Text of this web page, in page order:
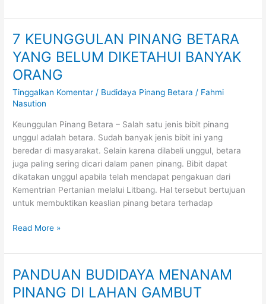
7 KEUNGGULAN PINANG BETARA
YANG BELUM DIKETAHUI BANYAK
ORANG
Tinggalkan Komentar / Budidaya Pinang Betara / Fahmi
Nasution
Keunggulan Pinang Betara – Salah satu jenis bibit pinang
unggul adalah betara. Sudah banyak jenis bibit ini yang
beredar di masyarakat. Selain karena dilabeli unggul, betara
juga paling sering dicari dalam panen pinang. Bibit dapat
dikatakan unggul apabila telah mendapat pengakuan dari
Kementrian Pertanian melalui Litbang. Hal tersebut bertujuan
untuk membuktikan keaslian pinang betara terhadap
7
KEUNGGULAN
PINANG
BETARA
YANG
BELUM
BANYAK
ORANG
Read More »
PANDUAN BUDIDAYA MENANAM
PINANG DI LAHAN GAMBUT
PANDUAN
BUDIDAYA
MENANAM